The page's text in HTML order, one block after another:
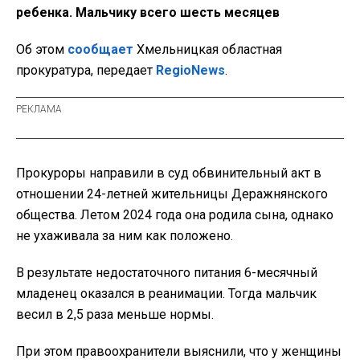
ребенка. Мальчику всего шесть месяцев
Об этом сообщает Хмельницкая областная
прокуратура, передает RegioNews.
Прокуроры направили в суд обвинительный акт в
отношении 24-летней жительницы Деражнянского
общества. Летом 2024 года она родила сына, однако
не ухаживала за ним как положено.
В результате недостаточного питания 6-месячный
младенец оказался в реанимации. Тогда мальчик
весил в 2,5 раза меньше нормы.
При этом правоохранители выяснили, что у женщины